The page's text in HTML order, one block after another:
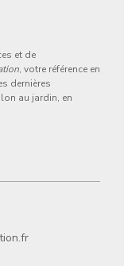
et de
, votre référence en
dernières
au jardin, en